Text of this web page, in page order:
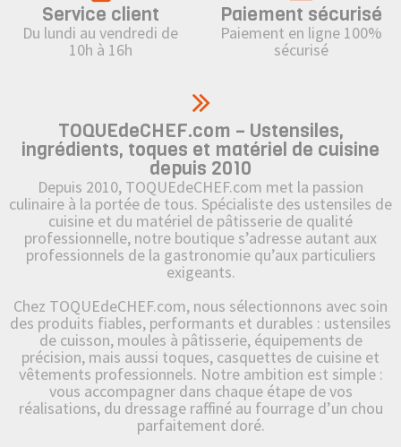
Service client
Du lundi au vendredi de
10h à 16h
Paiement sécurisé
Paiement en ligne 100%
sécurisé
TOQUEdeCHEF.com – Ustensiles,
ingrédients, toques et matériel de cuisine
depuis 2010
Depuis 2010, TOQUEdeCHEF.com met la passion
culinaire à la portée de tous. Spécialiste des ustensiles de
cuisine et du matériel de pâtisserie de qualité
professionnelle, notre boutique s’adresse autant aux
professionnels de la gastronomie qu’aux particuliers
exigeants.
Chez TOQUEdeCHEF.com, nous sélectionnons avec soin
des produits fiables, performants et durables : ustensiles
de cuisson, moules à pâtisserie, équipements de
précision, mais aussi toques, casquettes de cuisine et
vêtements professionnels. Notre ambition est simple :
vous accompagner dans chaque étape de vos
réalisations, du dressage raffiné au fourrage d’un chou
parfaitement doré.